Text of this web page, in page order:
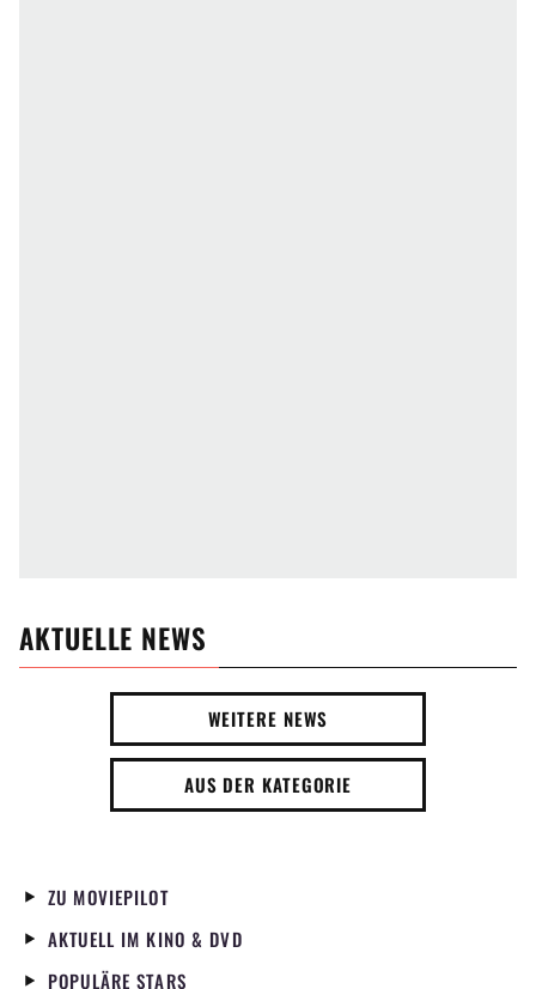
AKTUELLE NEWS
WEITERE NEWS
AUS DER KATEGORIE
ZU MOVIEPILOT
AKTUELL IM KINO & DVD
POPULÄRE STARS